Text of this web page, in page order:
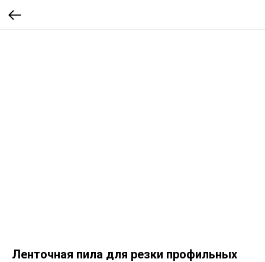
Ленточная пила для резки профильных